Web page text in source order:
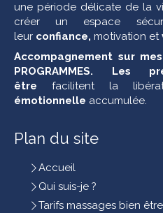
une période délicate de la
créer un espace
leur confiance, motivation et
Accompagnement sur
PROGRAMMES. Les
être
facilitent la
émotionnelle accumulée.
Plan du site
Accueil
Qui suis-je ?
Tarifs massages bien être